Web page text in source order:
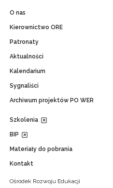
O nas
Kierownictwo ORE
Patronaty
Aktualności
Kalendarium
Sygnaliści
Archiwum projektów PO WER
Szkolenia
BIP
Materiały do pobrania
Kontakt
Ośrodek Rozwoju Edukacji